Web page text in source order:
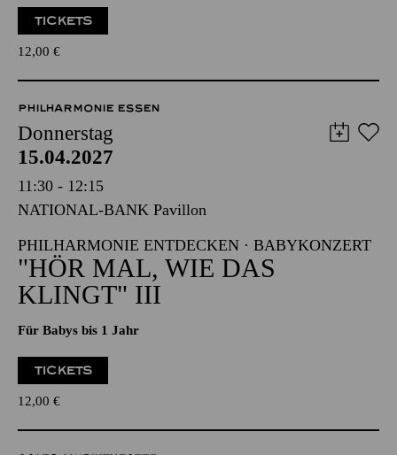
Für Babys bis 1 Jahr
12,00€
PHILHARMONIE ESSEN
Donnerstag
15.04.2027
11:30 - 12:15
NATIONAL-BANK Pavillon
PHILHARMONIE ENTDECKEN · BABYKONZERT
"HÖR MAL, WIE DAS
Für Babys bis 1 Jahr